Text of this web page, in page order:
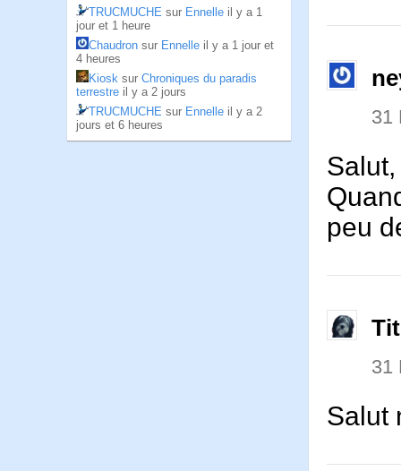
TRUCMUCHE sur Ennelle il y a 1
jour et 1 heure
Chaudron sur Ennelle il y a 1 jour et
4 heures
Kiosk sur Chroniques du paradis
terrestre il y a 2 jours
TRUCMUCHE sur Ennelle il y a 2
jours et 6 heures
31
peu
31
Salut